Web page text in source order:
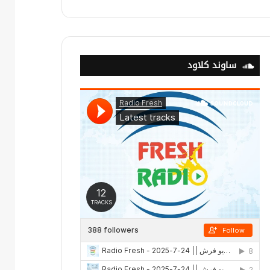
ساوند كلاود